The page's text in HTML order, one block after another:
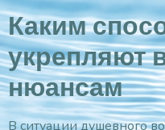
Каким
укрепляют
нюансам
В ситуации душевного